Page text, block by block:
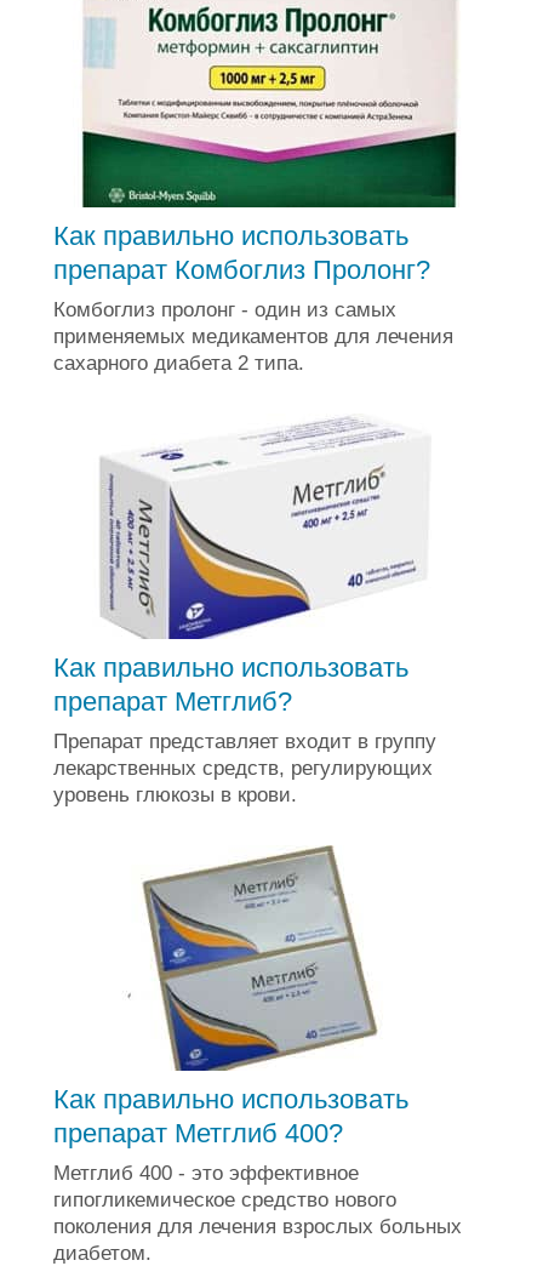
Как правильно использовать
препарат Комбоглиз Пролонг?
Комбоглиз пролонг - один из самых
применяемых медикаментов для лечения
сахарного диабета 2 типа.
Как правильно использовать
препарат Метглиб?
Препарат представляет входит в группу
лекарственных средств, регулирующих
уровень глюкозы в крови.
Как правильно использовать
препарат Метглиб 400?
Метглиб 400 - это эффективное
гипогликемическое средство нового
поколения для лечения взрослых больных
диабетом.